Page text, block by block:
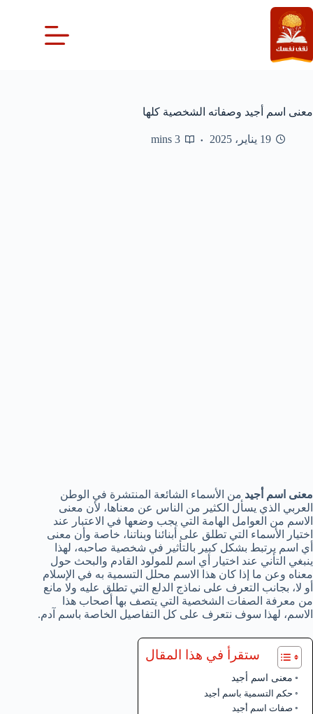
التجاوز
إلى
المحتوى
معنى اسم أجيد وصفاته الشخصية كلها
19 يناير، 2025 3 mins
معنى اسم أجيد من الأسماء الشائعة المنتشرة في الوطن
العربي الذي يسأل الكثير من الناس عن معناها، لأن معنى
الاسم من العوامل الهامة التي يجب وضعها في الاعتبار عند
اختيار الأسماء التي تطلق على أبنائنا وبناتنا، خاصة وأن معنى
أي اسم يرتبط بشكل كبير بالتأثير في شخصية صاحبه، لهذا
ينبغي التأني عند اختيار أي اسم للمولود القادم والبحث حول
معناه وعن ما إذا كان هذا الاسم محلل التسمية به في الإسلام
أو لا، بجانب التعرف على نماذج الدلع التي تطلق عليه ولا مانع
من معرفة الصفات الشخصية التي يتصف بها أصحاب هذا
الاسم، لهذا سوف نتعرف على كل التفاصيل الخاصة باسم آدم.
ستقرأ في هذا المقال
معنى اسم أجيد
حكم التسمية باسم أجيد
صفات اسم أجيد